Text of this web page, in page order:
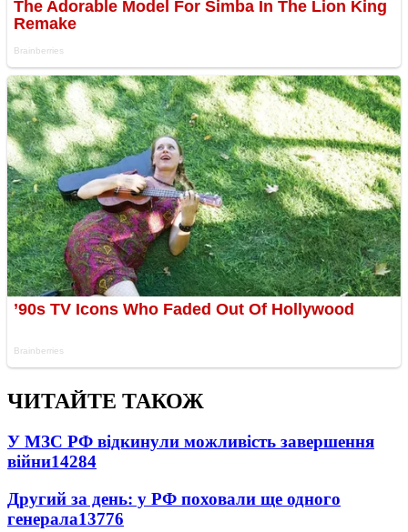
ЧИТАЙТЕ ТАКОЖ
У МЗС РФ відкинули можливість завершення
війни14284
Другий за день: у РФ поховали ще одного
генерала13776